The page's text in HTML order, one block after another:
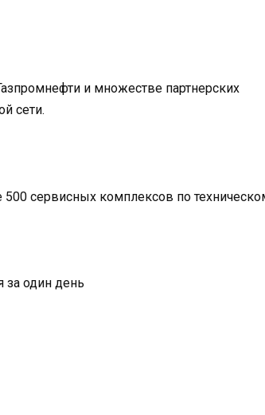
и множестве партнерских
сети.
сервисных комплексов по
за один день